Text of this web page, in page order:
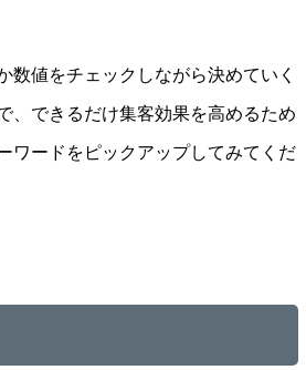
数値をチェックしながら決めていく
、できるだけ集客効果を高めるため
ワードをピックアップしてみてくだ